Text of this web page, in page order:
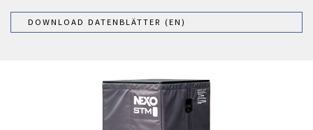
DOWNLOAD DATENBLÄTTER (EN)